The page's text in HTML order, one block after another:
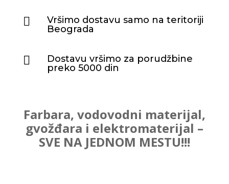

Vršimo dostavu samo na teritoriji
Beograda

Dostavu vršimo za porudžbine
preko 5000 din
Farbara, vodovodni materijal,
gvožđara i elektromaterijal –
SVE NA JEDNOM MESTU!!!